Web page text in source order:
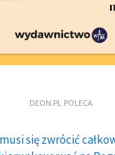
DEON.PL POLECA
się zwrócić